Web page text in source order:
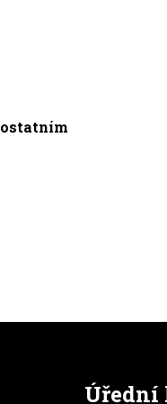
Úřední